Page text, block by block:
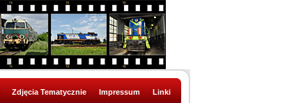
Zdjęcia Tematycznie Impressum Linki